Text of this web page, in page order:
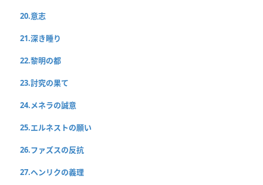
20.意志
21.深き睡り
22.黎明の都
23.討究の果て
24.メネラの誠意
25.エルネストの願い
26.ファズスの反抗
27.ヘンリクの義理